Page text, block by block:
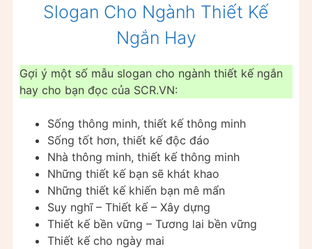
Slogan Cho Ngành Thiết Kế
Ngắn Hay
Gợi ý một số mẫu slogan cho ngành thiết kế ngắn
hay cho bạn đọc của SCR.VN:
Sống thông minh, thiết kế thông minh
Sống tốt hơn, thiết kế độc đáo
Nhà thông minh, thiết kế thông minh
Những thiết kế bạn sẽ khát khao
Những thiết kế khiến bạn mê mẩn
Suy nghĩ – Thiết kế – Xây dựng
Thiết kế bền vững – Tương lai bền vững
Thiết kế cho ngày mai